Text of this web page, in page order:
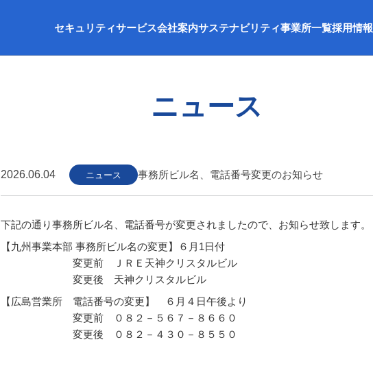
セキュリティサービス会社案内サステナビリティ事業所一覧採用情報
ニュース
2026.06.04 ニュース 事務所ビル名、電話番号変更のお知らせ
下記の通り事務所ビル名、電話番号が変更されましたので、お知らせ致します。
【九州事業本部 事務所ビル名の変更】６月1日付
変更前 ＪＲＥ天神クリスタルビル
変更後 天神クリスタルビル
【広島営業所 電話番号の変更】 ６月４日午後より
変更前 ０８２－５６７－８６６０
変更後 ０８２－４３０－８５５０